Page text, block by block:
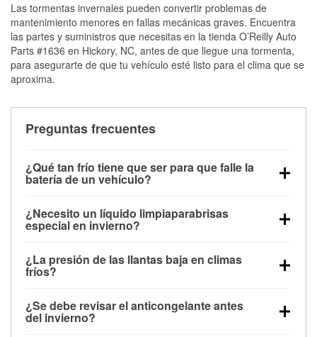
Las tormentas invernales pueden convertir problemas de
mantenimiento menores en fallas mecánicas graves. Encuentra
las partes y suministros que necesitas en la tienda O’Reilly Auto
Parts #1636 en Hickory, NC, antes de que llegue una tormenta,
para asegurarte de que tu vehículo esté listo para el clima que se
aproxima.
Preguntas frecuentes
¿Qué tan frío tiene que ser para que falle la
batería de un vehículo?
debajo de los 32 °F y puede perder hasta la mitad de
su potencia de arranque cerca de los 0 °F, lo que
arranque.
¿Necesito un líquido limpiaparabrisas
especial en invierno?
la congelación y ayuda a disolver la sal y la nieve
derretida en la carretera para mejorar la visibilidad.
¿La presión de las llantas baja en climas
fríos?
alrededor de 1 PSI por cada 10 °F que baja la
temperatura. Puedes obtener más información sobre
¿Se debe revisar el anticongelante antes
del invierno?